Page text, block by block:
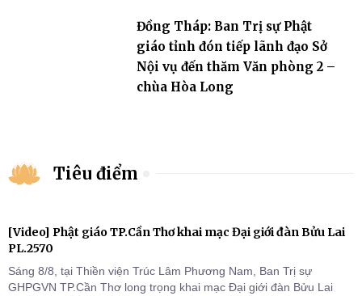
Đồng Tháp: Ban Trị sự Phật
giáo tỉnh đón tiếp lãnh đạo Sở
Nội vụ đến thăm Văn phòng 2 –
chùa Hòa Long
Tiêu điểm
[Video] Phật giáo TP.Cần Thơ khai mạc Đại giới đàn Bửu Lai
PL.2570
Sáng 8/8, tại Thiền viện Trúc Lâm Phương Nam, Ban Trị sự
GHPGVN TP.Cần Thơ long trọng khai mạc Đại giới đàn Bửu Lai